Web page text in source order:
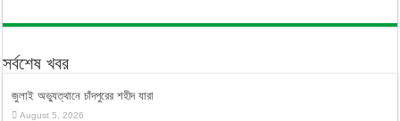
সর্বশেষ খবর
জুলাই অভ্যুত্থানে চাঁদপুরের শহীদ যারা
August 5, 2026